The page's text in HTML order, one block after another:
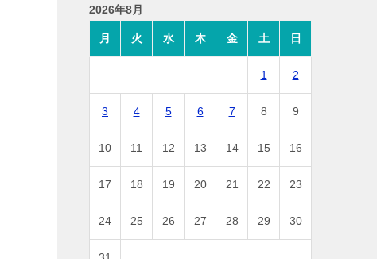
2026年8月
月 火 水 木 金 土 日
1 2
3 4 5 6 7 8 9
10 11 12 13 14 15 16
17 18 19 20 21 22 23
24 25 26 27 28 29 30